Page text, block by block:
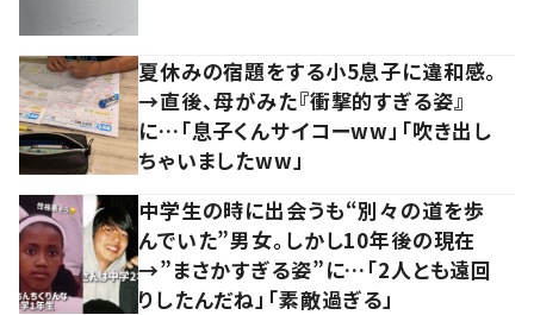
夏休みの宿題をする小5息子に違和感。
→直後、母がみた『衝撃的すぎる姿』
に…「息子くんサイコーww」「吹き出し
ちゃいましたww」
中学生の時に出会うも“別々の道を歩
んでいた”男女。しかし10年後の現在
→”まさかすぎる姿”に…「2人とも遠回
りしたんだね」「素敵過ぎる」